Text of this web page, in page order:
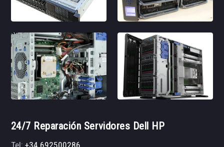
24/7 Reparación Servidores Dell HP
Tel:+34 692500286